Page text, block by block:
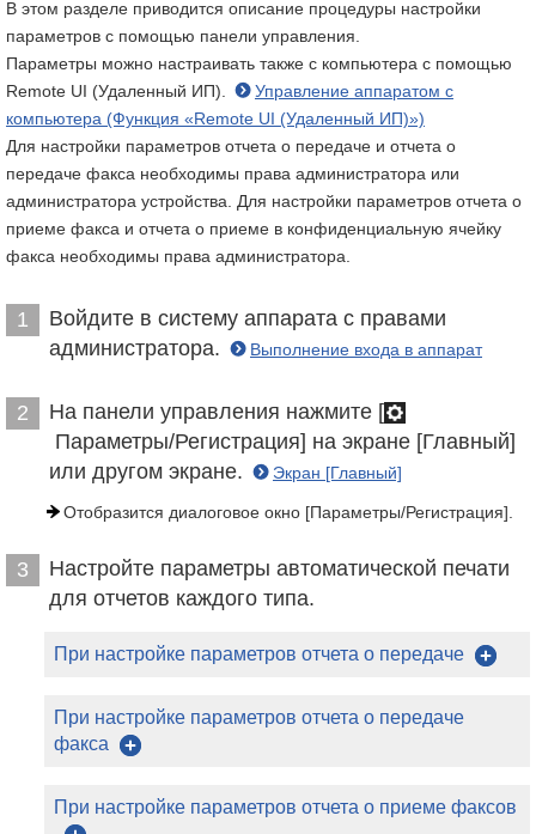
В этом разделе приводится описание процедуры настройки
параметров с помощью панели управления.
Параметры можно настраивать также с компьютера с помощью
Remote UI (Удаленный ИП).
Управление аппаратом с
компьютера (Функция «Remote UI (Удаленный ИП)»)
Для настройки параметров отчета о передаче и отчета о
передаче факса необходимы права администратора или
администратора устройства. Для настройки параметров отчета о
приеме факса и отчета о приеме в конфиденциальную ячейку
факса необходимы права администратора.
1
Войдите в систему аппарата с правами
администратора.
Выполнение входа в аппарат
2
На панели управления нажмите [
Параметры/Регистрация] на экране [Главный]
или другом экране.
Экран [Главный]
Отобразится диалоговое окно [Параметры/Регистрация].
3
Настройте параметры автоматической печати
для отчетов каждого типа.
При настройке параметров отчета о передаче
При настройке параметров отчета о передаче
факса
При настройке параметров отчета о приеме факсов